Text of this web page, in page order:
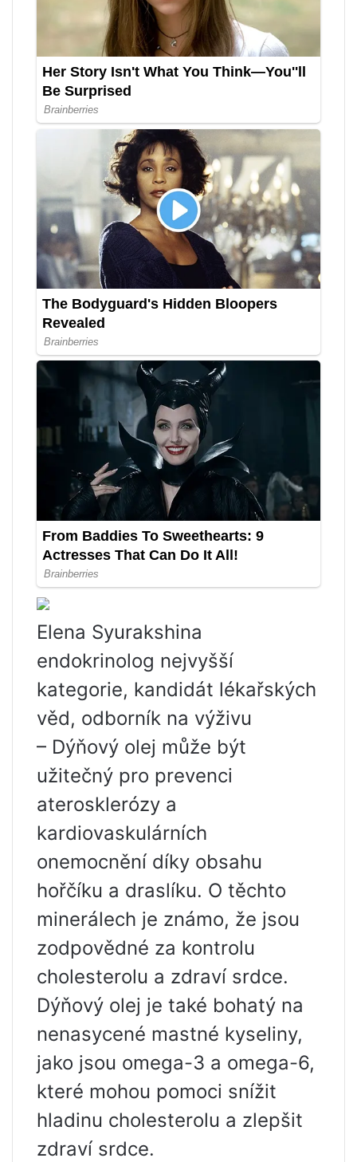
Elena Syurakshina
endokrinolog nejvyšší
kategorie, kandidát lékařských
věd, odborník na výživu
– Dýňový olej může být
užitečný pro prevenci
aterosklerózy a
kardiovaskulárních
onemocnění díky obsahu
hořčíku a draslíku. O těchto
minerálech je známo, že jsou
zodpovědné za kontrolu
cholesterolu a zdraví srdce.
Dýňový olej je také bohatý na
nenasycené mastné kyseliny,
jako jsou omega-3 a omega-6,
které mohou pomoci snížit
hladinu cholesterolu a zlepšit
zdraví srdce.